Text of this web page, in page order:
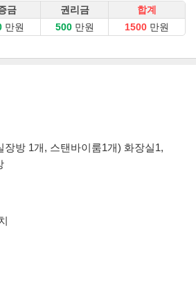
금 권리금
합계
만원 만원 만원
장방 1개, 스탠바이룸1개) 화장실1,